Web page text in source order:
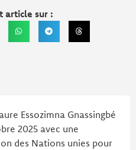
article sur :
Essozimna Gnassingbé
2025 avec une
des Nations unies pour